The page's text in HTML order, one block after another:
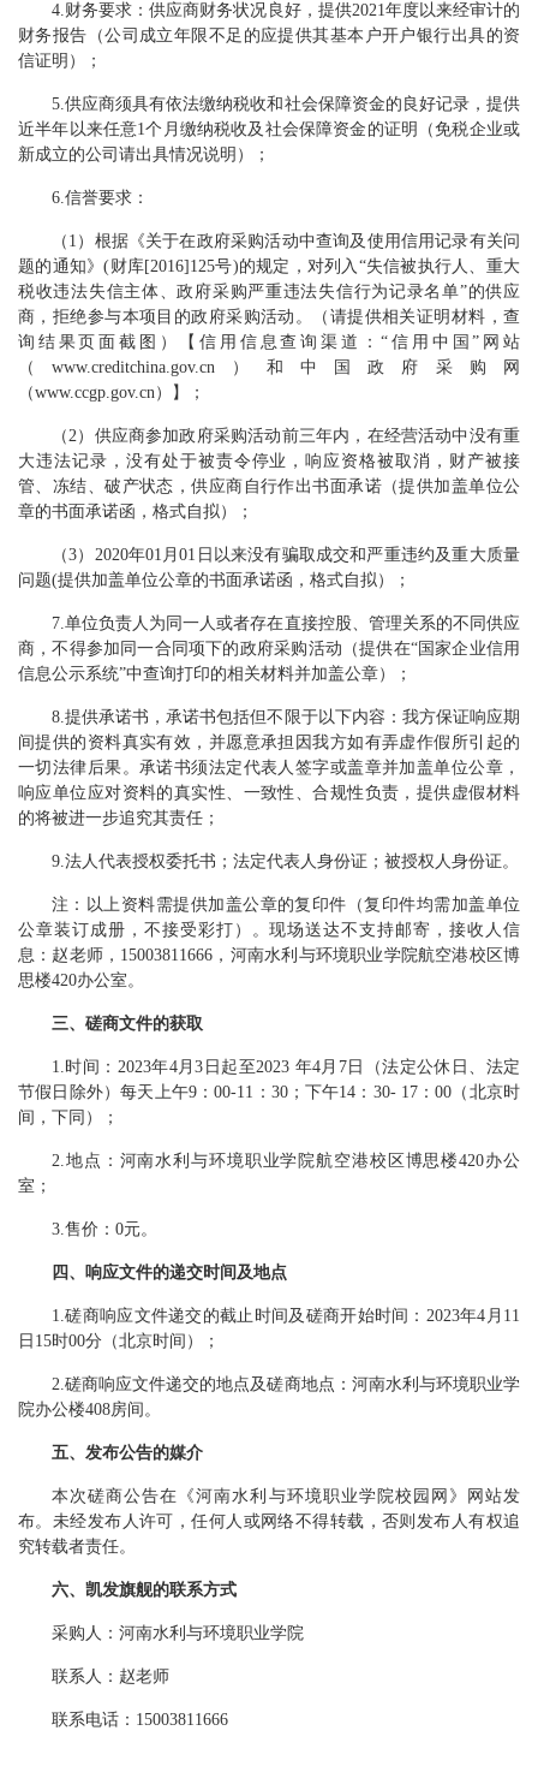
4.财务要求：供应商财务状况良好，提供2021年度以来经审计的
财务报告（公司成立年限不足的应提供其基本户开户银行出具的资
信证明）；
5.供应商须具有依法缴纳税收和社会保障资金的良好记录，提供
近半年以来任意1个月缴纳税收及社会保障资金的证明（免税企业或
新成立的公司请出具情况说明）；
6.信誉要求：
（ 1）根据《关于在政府采购活动中查询及使用信用记录有关问
题的通知》(财库[2016]125号)的规定，对列入“失信被执行人、重大
税收违法失信主体、政府采购严重违法失信行为记录名单”的供应
商，拒绝参与本项目的政府采购活动。（请提供相关证明材料，查
询结果页面截图）【信用信息查询渠道：“信用中国”网站
（www.creditchina.gov.cn）和中国政府采购网
（www.ccgp.gov.cn）】；
（2）供应商参加政府采购活动前三年内，在经营活动中没有重
大违法记录，没有处于被责令停业，响应资格被取消，财产被接
管、冻结、破产状态，供应商自行作出书面承诺（提供加盖单位公
章的书面承诺函，格式自拟）；
（3）2020年01月01日以来没有骗取成交和严重违约及重大质量
问题(提供加盖单位公章的书面承诺函，格式自拟）；
7.单位负责人为同一人或者存在直接控股、管理关系的不同供应
商，不得参加同一合同项下的政府采购活动（提供在“国家企业信用
信息公示系统”中查询打印的相关材料并加盖公章）；
8.提供承诺书，承诺书包括但不限于以下内容：我方保证响应期
间提供的资料真实有效，并愿意承担因我方如有弄虚作假所引起的
一切法律后果。承诺书须法定代表人签字或盖章并加盖单位公章，
响应单位应对资料的真实性、一致性、合规性负责，提供虚假材料
的将被进一步追究其责任；
9.法人代表授权委托书；法定代表人身份证；被授权人身份证。
注：以上资料需提供加盖公章的复印件（复印件均需加盖单位
公章装订成册，不接受彩打）。现场送达不支持邮寄，接收人信
息：赵老师， 15003811666，河南水利与环境职业学院航空港校区博
思楼420办公室。
三、 磋商文件的获取
1.时间： 2023年4月3 日起至2023 年4月 7日
（法定公休日、法定
节假日除外）每天上午9：00-11：30；下午14：30- 17：00（北京时
间，下同）
；
2.地点： 河南水利与环境职业学院航空港校区博思楼420办公
室；
3.售价： 0元。
四 、 响应文件的递交时间及地点
1.磋商响应文件递交的截止时间及磋商开始时间： 2023年4 月 11
日 15时00分（北京时间） ；
2.磋商响应文件递交的地点及磋商地点： 河南水利与环境职业学
院办公楼408房间。
五、发布公告的媒介
本次磋商公告在《河南水利与环境职业学院校园网 》网站发
布。未经发布人许可，任何人或网络不得转载，否则发布人有权追
究转载者责任。
六、凯发旗舰的联系方式
采购人：河南水利与环境职业学院
联系人： 赵老师
联系电话： 15003811666